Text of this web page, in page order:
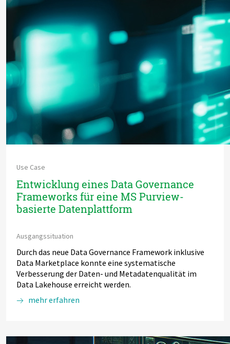
Use Case
Entwicklung eines Data Governance
Frameworks für eine MS Purview-
basierte Datenplattform
Ausgangssituation
Durch das neue Data Governance Framework inklusive
Data Marketplace konnte eine systematische
Verbesserung der Daten- und Metadatenqualität im
Data Lakehouse erreicht werden.
mehr erfahren